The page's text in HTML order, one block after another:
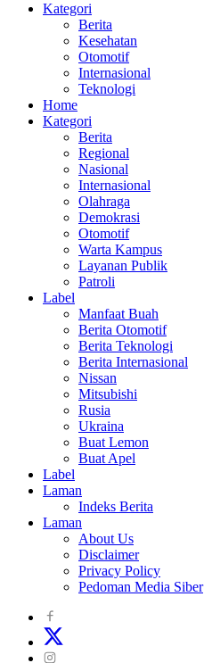
Kategori
Berita
Kesehatan
Otomotif
Internasional
Teknologi
Home
Kategori
Berita
Regional
Nasional
Internasional
Olahraga
Demokrasi
Otomotif
Warta Kampus
Layanan Publik
Patroli
Label
Manfaat Buah
Berita Otomotif
Berita Teknologi
Berita Internasional
Nissan
Mitsubishi
Rusia
Ukraina
Buat Lemon
Buat Apel
Label
Laman
Indeks Berita
Laman
About Us
Disclaimer
Privacy Policy
Pedoman Media Siber